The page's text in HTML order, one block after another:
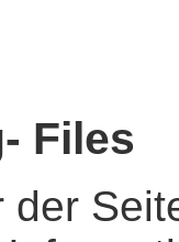
Files
der